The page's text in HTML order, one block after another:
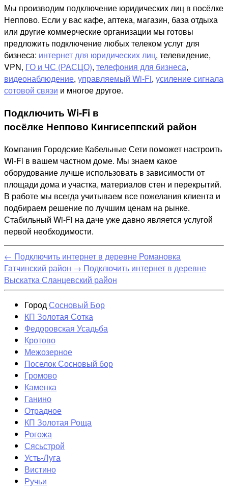
Мы производим подключение юридических лиц в посёлке
Неппово. Если у вас кафе, аптека, магазин, база отдыха
или другие коммерческие организации мы готовы
предложить подключение любых телеком услуг для
бизнеса: интернет для юридических лиц, телевидение,
VPN, ГО и ЧС (РАСЦО), телефония для бизнеса,
видеонаблюдение, управляемый Wi-Fi, усиление сигнала
сотовой связи и многое другое.
Подключить Wi-Fi в
посёлке Неппово Кингисеппский район
Компания Городские Кабельные Сети поможет настроить
Wi-Fi в вашем частном доме. Мы знаем какое
оборудование лучше использовать в зависимости от
площади дома и участка, материалов стен и перекрытий.
В работе мы всегда учитываем все пожелания клиента и
подбираем решение по лучшим ценам на рынке.
Стабильный Wi-Fi на даче уже давно является услугой
первой необходимости.
← Подключить интернет в деревне Романовка
Гатчинский район → Подключить интернет в деревне
Выскатка Сланцевский район
ГородСосновый Бор
КП Золотая Сотка
Федоровская Усадьба
Кротово
Межозерное
Поселок Сосновый бор
Громово
Каменка
Ганино
Отрадное
КП Золотая Роща
Рогожа
Сясьстрой
Усть-Луга
Вистино
Ручьи